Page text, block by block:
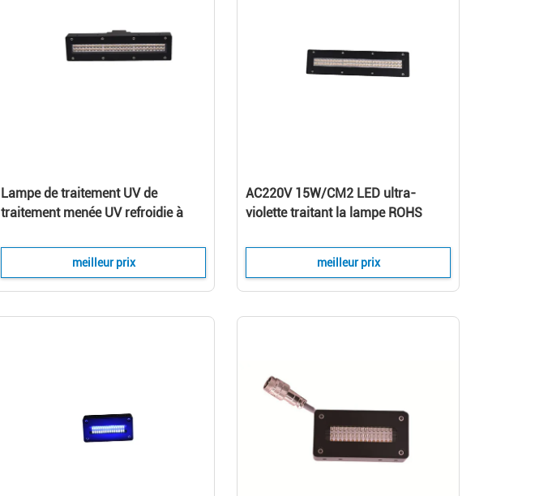
Lampe de traitement UV de
traitement menée UV refroidie à
395nm
meilleur prix
AC220V 15W/CM2 LED ultra-
violette traitant la lampe ROHS
remplaçants
meilleur prix